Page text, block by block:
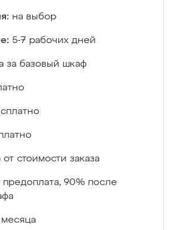
на выбор
5-7 рабочих дней
за базовый шкаф
стоимости заказа
предоплата, 90% после